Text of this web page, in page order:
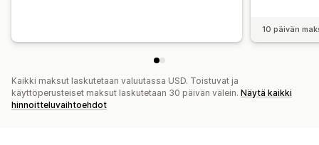
10 päivän
Kaikki maksut laskutetaan valuutassa USD. Toistuvat ja
käyttöperusteiset maksut laskutetaan 30 päivän välein. Näytä kaikki
hinnoitteluvaihtoehdot